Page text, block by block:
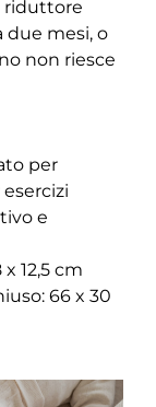
riduttore
due mesi, o
non riesce
per
e
12,5 cm
66 x 30